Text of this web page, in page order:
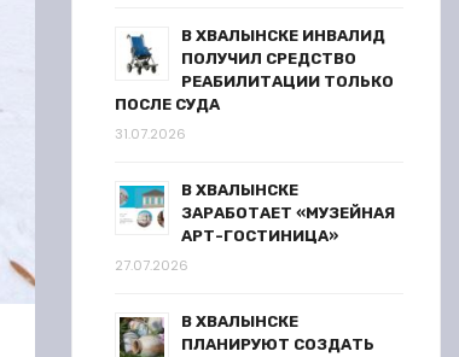
В ХВАЛЫНСКЕ ИНВАЛИД
ПОЛУЧИЛ СРЕДСТВО
РЕАБИЛИТАЦИИ ТОЛЬКО
ПОСЛЕ СУДА
31.07.2026
В ХВАЛЫНСКЕ
ЗАРАБОТАЕТ «МУЗЕЙНАЯ
АРТ-ГОСТИНИЦА»
27.07.2026
В ХВАЛЫНСКЕ
ПЛАНИРУЮТ СОЗДАТЬ